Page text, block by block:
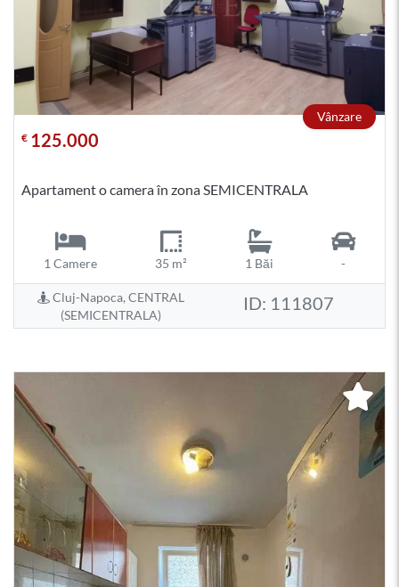
Vânzare
€ 125.000
Apartament o camera în zona SEMICENTRALA
1 Camere 35 m² 1 Băi -
Cluj-Napoca, CENTRAL
(SEMICENTRALA)
ID: 111807